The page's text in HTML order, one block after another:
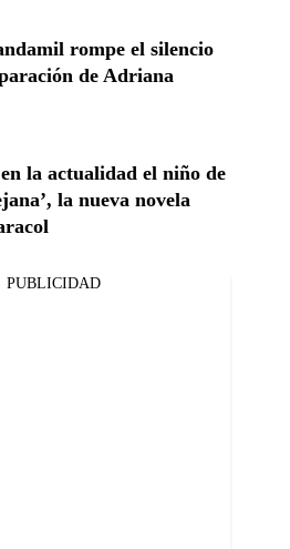
rompe el silencio
de Adriana
la actualidad el niño de
la nueva novela
PUBLICIDAD